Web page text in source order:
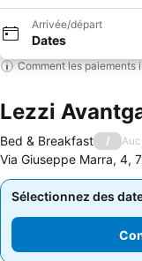
Arrivée/départ
Dates
Comment les paiements
Lezzi
Bed & Breakfast /
Via Giuseppe Marra, 4,
Sélectionnez des
Sélectionnez des